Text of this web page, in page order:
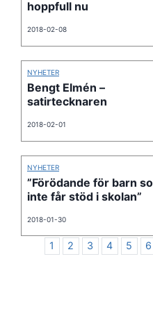
hoppfull nu
2018-02-08
NYHETER
Bengt Elmén –
satirtecknaren
2018-02-01
NYHETER
”Förödande för barn
inte får stöd i skolan”
2018-01-30
1 2 3 4 5 6